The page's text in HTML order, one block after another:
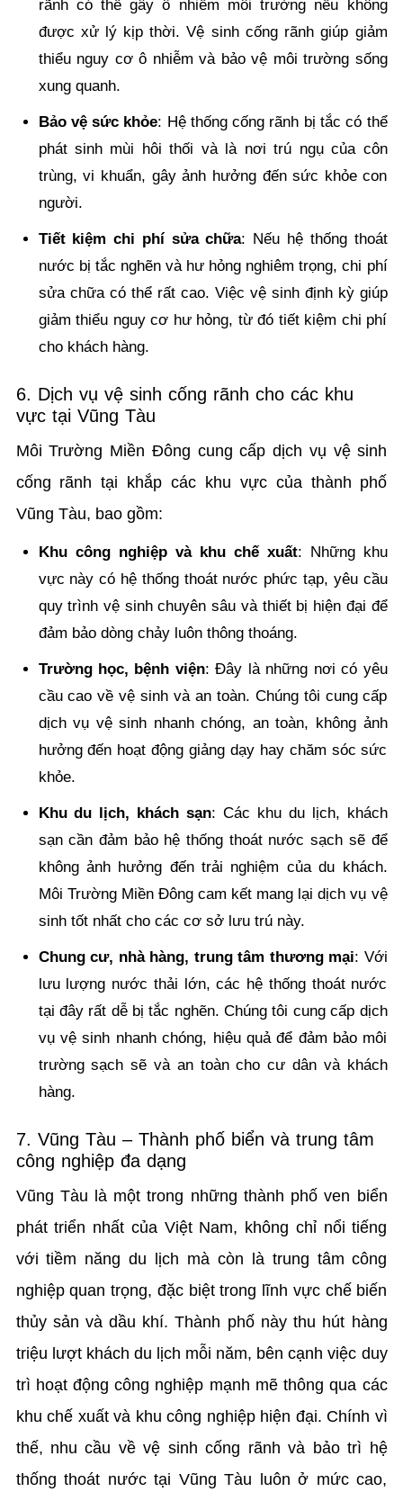
rãnh có thể gây ô nhiễm môi trường nếu không
được xử lý kịp thời. Vệ sinh cống rãnh giúp giảm
thiểu nguy cơ ô nhiễm và bảo vệ môi trường sống
xung quanh.
Bảo vệ sức khỏe: Hệ thống cống rãnh bị tắc có thể
phát sinh mùi hôi thối và là nơi trú ngụ của côn
trùng, vi khuẩn, gây ảnh hưởng đến sức khỏe con
người.
Tiết kiệm chi phí sửa chữa: Nếu hệ thống thoát
nước bị tắc nghẽn và hư hỏng nghiêm trọng, chi phí
sửa chữa có thể rất cao. Việc vệ sinh định kỳ giúp
giảm thiểu nguy cơ hư hỏng, từ đó tiết kiệm chi phí
cho khách hàng.
6. Dịch vụ vệ sinh cống rãnh cho các khu
vực tại Vũng Tàu
Môi Trường Miền Đông cung cấp dịch vụ vệ sinh
cống rãnh tại khắp các khu vực của thành phố
Vũng Tàu, bao gồm:
Khu công nghiệp và khu chế xuất: Những khu
vực này có hệ thống thoát nước phức tạp, yêu cầu
quy trình vệ sinh chuyên sâu và thiết bị hiện đại để
đảm bảo dòng chảy luôn thông thoáng.
Trường học, bệnh viện: Đây là những nơi có yêu
cầu cao về vệ sinh và an toàn. Chúng tôi cung cấp
dịch vụ vệ sinh nhanh chóng, an toàn, không ảnh
hưởng đến hoạt động giảng dạy hay chăm sóc sức
khỏe.
Khu du lịch, khách sạn: Các khu du lịch, khách
sạn cần đảm bảo hệ thống thoát nước sạch sẽ để
không ảnh hưởng đến trải nghiệm của du khách.
Môi Trường Miền Đông cam kết mang lại dịch vụ vệ
sinh tốt nhất cho các cơ sở lưu trú này.
Chung cư, nhà hàng, trung tâm thương mại: Với
lưu lượng nước thải lớn, các hệ thống thoát nước
tại đây rất dễ bị tắc nghẽn. Chúng tôi cung cấp dịch
vụ vệ sinh nhanh chóng, hiệu quả để đảm bảo môi
trường sạch sẽ và an toàn cho cư dân và khách
hàng.
7. Vũng Tàu – Thành phố biển và trung tâm
công nghiệp đa dạng
Vũng Tàu là một trong những thành phố ven biển
phát triển nhất của Việt Nam, không chỉ nổi tiếng
với tiềm năng du lịch mà còn là trung tâm công
nghiệp quan trọng, đặc biệt trong lĩnh vực chế biến
thủy sản và dầu khí. Thành phố này thu hút hàng
triệu lượt khách du lịch mỗi năm, bên cạnh việc duy
trì hoạt động công nghiệp mạnh mẽ thông qua các
khu chế xuất và khu công nghiệp hiện đại. Chính vì
thế, nhu cầu về vệ sinh cống rãnh và bảo trì hệ
thống thoát nước tại Vũng Tàu luôn ở mức cao,